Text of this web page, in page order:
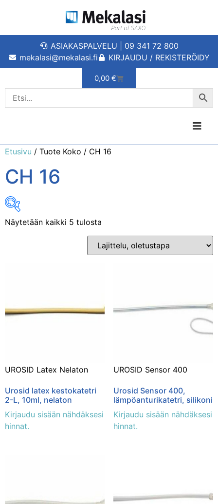
ASIAKASPALVELU | 09 341 72 800
mekalasi@mekalasi.fi
KIRJAUDU / REKISTERÖIDY
0,00 €
Etusivu / Tuote Koko / CH 16
CH 16
Näytetään kaikki 5 tulosta
UROSID Latex Nelaton
Urosid latex kestokatetri
2-L, 10ml, nelaton
Kirjaudu sisään nähdäksesi
hinnat.
UROSID Sensor 400
Urosid Sensor 400,
lämpöanturikatetri, silikoni
Kirjaudu sisään nähdäksesi
hinnat.